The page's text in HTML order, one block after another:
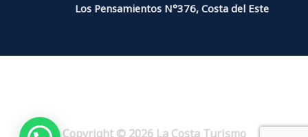
Los Pensamientos N°376, Costa del Este
Copyright © 2026 La Costa Turismo